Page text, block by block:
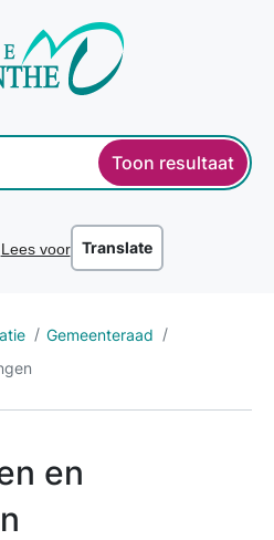
Toon resultaat
Lees voor Translate
Gemeenteraad
en